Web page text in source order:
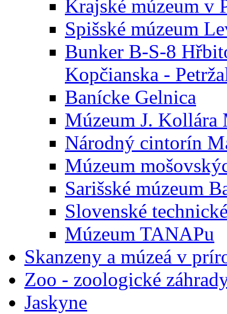
Krajské múzeum v
Spišské múzeum
Bunker B-S-8
Kopčianska -
Banícke Gelnica
Múzeum J. Kollára
Národný cintorín
Múzeum
Sarišské múzeum
Slovenské
Múzeum TANAPu
Skanzeny a múzeá v
Zoo - zoologické
Jaskyne